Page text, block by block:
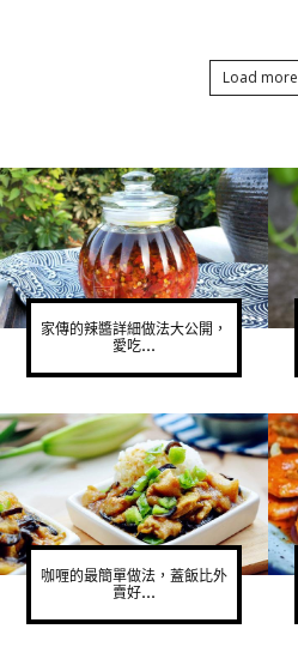
Load more
家傳的辣醬詳細做法大公開，
愛吃...
咖喱的最簡單做法，蓋飯比外
賣好...